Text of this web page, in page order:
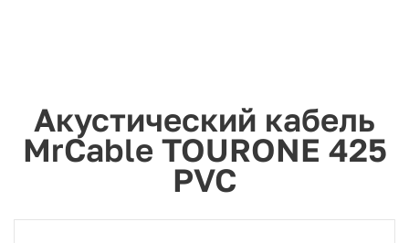
Акустический кабель
MrCable TOURONE 425
PVC